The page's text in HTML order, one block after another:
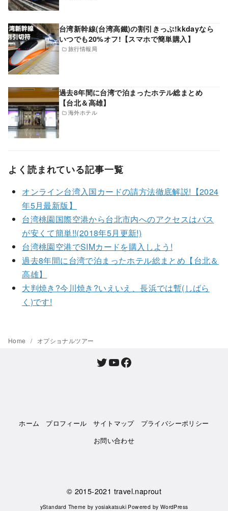
旅行情報局
台湾新幹線(台湾高鐵)の割引きっぷ!kkdayなら
いつでも20%オフ!【スマホで簡単購入】
海外ホテル
過去8年間に台湾で泊まったホテル総まとめ
【台北＆高雄】
よく読まれている記事一覧
オンライン台湾入国カードの請方法徹底解説!【2024
年5月最新版】
台湾桃園国際空港から台北市内へのアクセスはバス
が安くて簡単!!(2018年5月更新!)
台湾桃園空港でSIMカードを購入しよう!
過去8年間に台湾で泊まったホテル総まとめ【台北＆
高雄】
大判焼き?今川焼き?いえいえ、長浜では暫(しばら
く)です!
Home オプショナルツアー
Twitter YouTube Facebook
ホーム プロフィール サイトマップ
プライバシーポリシー
お問い合わせ
© 2015-2021 travel.naprout
yStandard Theme byyosiakatsuki Powered by WordPress